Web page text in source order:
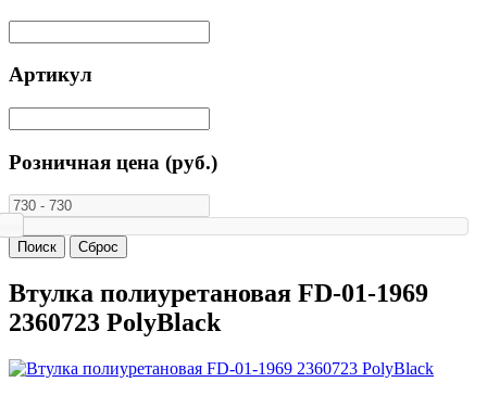
Артикул
Розничная цена (руб.)
Втулка полиуретановая FD-01-1969
2360723 PolyBlack